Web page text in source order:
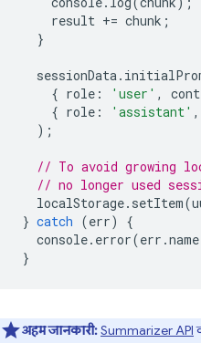
result += chunk ;
}
sessionData.
{ role : 'user' ,
{ role : 'assistant' ,
);
// To avoid growing
// no longer used
localStorage. setItem(
} catch (err)
{
console. error(err .name
}
अहम जानकारी:Summarizer API